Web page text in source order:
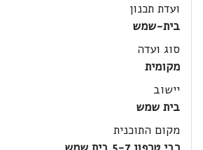
ועדת תכנון
בית-שמש
סוג ועדה
מקומית
יישוב
בית שמש
מקום התוכנית